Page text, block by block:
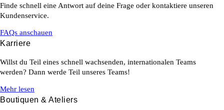
Finde schnell eine Antwort auf deine Frage oder kontaktiere unseren
Kundenservice.
FAQs anschauen
Karriere
Willst du Teil eines schnell wachsenden, internationalen Teams
werden? Dann werde Teil unseres Teams!
Mehr lesen
Boutiquen & Ateliers